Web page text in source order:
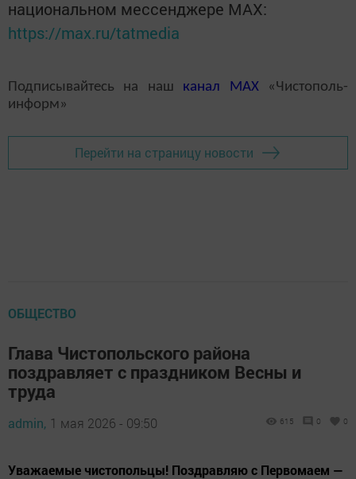
национальном мессенджере MАХ:
https://max.ru/tatmedia
Подписывайтесь на наш канал MAX«Чистополь-
информ»
Перейти на страницу новости
ОБЩЕСТВО
Глава Чистопольского района
поздравляет с праздником Весны и
труда
admin, 1 мая 2026 - 09:50 615 0 0
Уважаемые чистопольцы! Поздравляю с Первомаем —